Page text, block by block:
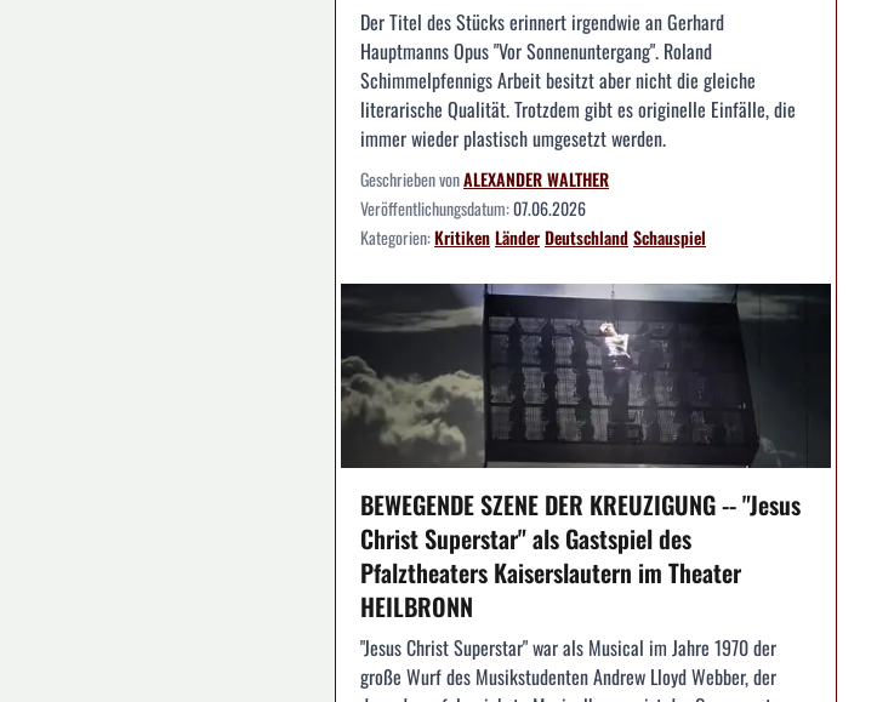
Der Titel des Stücks erinnert irgendwie an Gerhard
Hauptmanns Opus "Vor Sonnenuntergang". Roland
Schimmelpfennigs Arbeit besitzt aber nicht die gleiche
literarische Qualität. Trotzdem gibt es originelle Einfälle, die
immer wieder plastisch umgesetzt werden.
Geschrieben vonALEXANDER WALTHER
Veröffentlichungsdatum:07.06.2026
Kategorien:KritikenLänderDeutschlandSchauspiel
BEWEGENDE SZENE DER KREUZIGUNG -- "Jesus
Christ Superstar" als Gastspiel des
Pfalztheaters Kaiserslautern im Theater
HEILBRONN
"Jesus Christ Superstar" war als Musical im Jahre 1970 der
große Wurf des Musikstudenten Andrew Lloyd Webber, der